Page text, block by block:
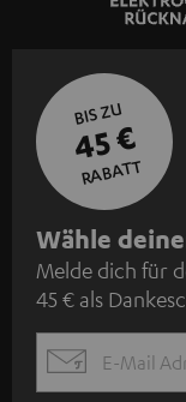
BIS ZU
45 €
RABATT
N
e
w
s
l
Wähle
Melde dich für
45 € als
EMAIL